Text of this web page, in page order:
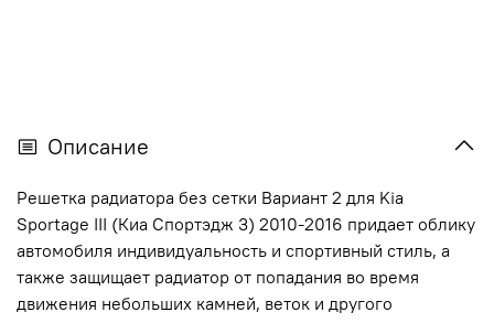
Описание
Решетка радиатора без сетки Вариант 2 для Kia
Sportage III (Киа Спортэдж 3) 2010-2016 придает облику
автомобиля индивидуальность и спортивный стиль, а
также защищает радиатор от попадания во время
движения небольших камней, веток и другого